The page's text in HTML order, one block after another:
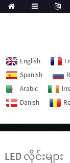
English
Spanish
Arabic
Danish
LED လိုင်းများ